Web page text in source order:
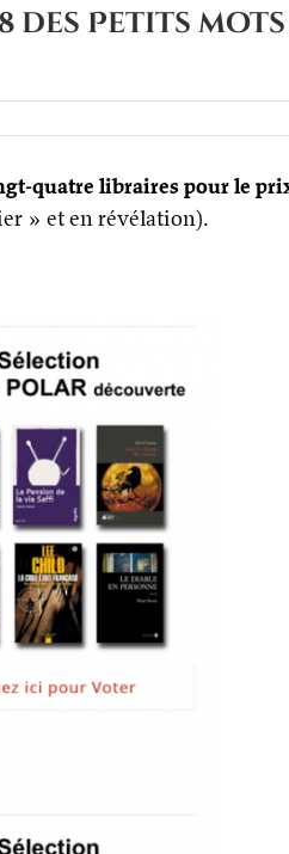
des Petits
quatre libraires pour le
» et en révélation).